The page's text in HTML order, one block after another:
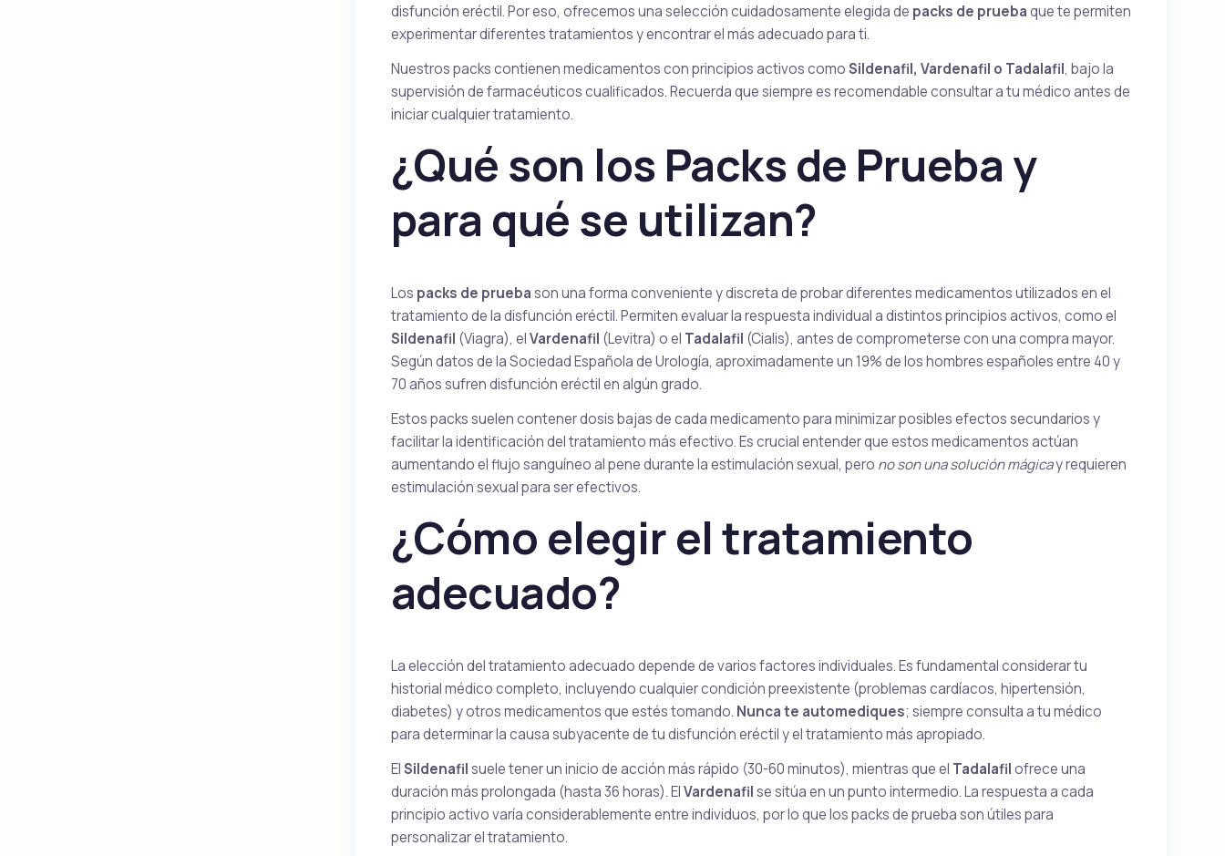
Apcalis SX Oral Jelly
Priligy Genérico
Dapoxetina
Dapoxetine
Super P Force
Sildenafil & Dapoxetine Sildenafil Tadalafil
Vigora
Sildenafil
Silagra
Sildenafil
Suhagra
Sildenafil
Tadacip
Tadalafil
Tadapox Tadalis Sx
Sirolimus
disfunción eréctil. Por eso, ofrecemos una selección cuidadosamente elegida de packs de pruebaque te permiten
experimentar diferentes tratamientos y encontrar el más adecuado para ti.
Nuestros packs contienen medicamentos con principios activos comoSildenafil, Vardenafil o Tadalafil, bajo la
supervisión de farmacéuticos cualificados. Recuerda que siempre es recomendable consultar a tu médico antes de
iniciar cualquier tratamiento.
¿Qué son los Packs de Prueba y
para qué se utilizan?
Los packs de pruebason una forma conveniente y discreta de probar diferentes medicamentos utilizados en el
tratamiento de la disfunción eréctil. Permiten evaluar la respuesta individual a distintos principios activos, como el
Sildenafil (Viagra), elVardenafil (Levitra) o el Tadalafil (Cialis), antes de comprometerse con una compra mayor.
Según datos de la Sociedad Española de Urología, aproximadamente un 19% de los hombres españoles entre 40 y
70 años sufren disfunción eréctil en algún grado.
Estos packs suelen contener dosis bajas de cada medicamento para minimizar posibles efectos secundarios y
facilitar la identificación del tratamiento más efectivo. Es crucial entender que estos medicamentos actúan
aumentando el flujo sanguíneo al pene durante la estimulación sexual, pero no son una solución mágicay requieren
estimulación sexual para ser efectivos.
¿Cómo elegir el tratamiento
adecuado?
La elección del tratamiento adecuado depende de varios factores individuales. Es fundamental considerar tu
historial médico completo, incluyendo cualquier condición preexistente (problemas cardíacos, hipertensión,
diabetes) y otros medicamentos que estés tomando. Nunca te automediques; siempre consulta a tu médico
para determinar la causa subyacente de tu disfunción eréctil y el tratamiento más apropiado.
ElSildenafilsuele tener un inicio de acción más rápido (30-60 minutos), mientras que el Tadalafilofrece una
duración más prolongada (hasta 36 horas). ElVardenafilse sitúa en un punto intermedio. La respuesta a cada
principio activo varía considerablemente entre individuos, por lo que los packs de prueba son útiles para
personalizar el tratamiento.